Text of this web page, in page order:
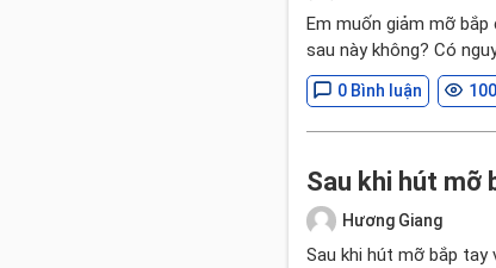
Em muốn giảm mỡ
sau này không? Có
0 Bình luận
Sau khi hút mỡ
Hương Giang
Sau khi hút mỡ bắp tay